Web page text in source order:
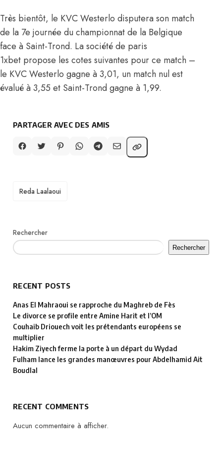
Très bientôt, le KVC Westerlo disputera son match
de la 7e journée du championnat de la Belgique
face à Saint-Trond. La société de paris
1xbet propose les cotes suivantes pour ce match –
le KVC Westerlo gagne à 3,01, un match nul est
évalué à 3,55 et Saint-Trond gagne à 1,99.
PARTAGER AVEC DES AMIS
TAGS
Reda Laalaoui
Rechercher
Rechercher
RECENT POSTS
Anas El Mahraoui se rapproche du Maghreb de Fès
Le divorce se profile entre Amine Harit et l’OM
Couhaib Driouech voit les prétendants européens se
multiplier
Hakim Ziyech ferme la porte à un départ du Wydad
Fulham lance les grandes manœuvres pour Abdelhamid Ait
Boudlal
RECENT COMMENTS
Aucun commentaire à afficher.